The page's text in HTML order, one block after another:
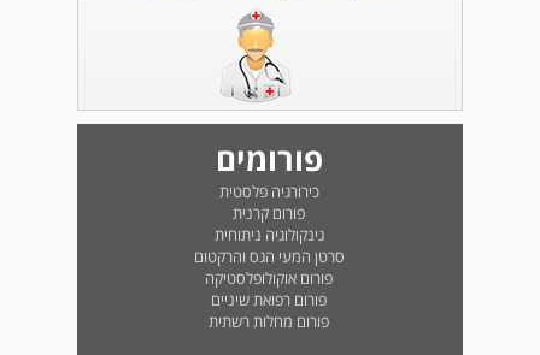
פורומים
כירורגיה פלסטית
פורום קרנית
גינקולוגיה ניתוחית
סרטן המעי הגס והרקטום
פורום אוקולופלסטיקה
פורום רפואת שיניים
פורום מחלות רשתית